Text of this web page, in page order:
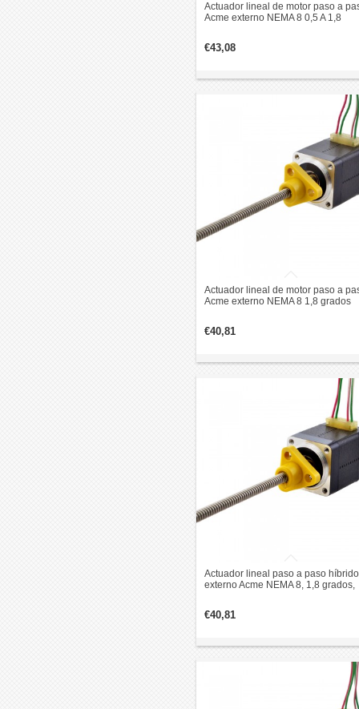
Actuador lineal de motor paso a
Acme externo NEMA 8 0,5 A 1,8
€43,08
Actuador lineal de motor paso a
Acme externo NEMA 8 1,8 grados
€40,81
Actuador lineal paso a paso híbrido
externo Acme NEMA 8, 1,8 grados,
€40,81